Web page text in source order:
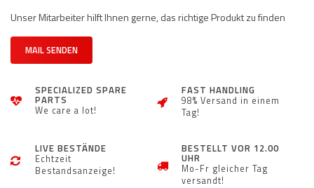
Unser Mitarbeiter hilft Ihnen gerne, das richtige Produkt zu finden
MAIL SENDEN
SPECIALIZED SPARE
PARTS
We care a lot!
FAST HANDLING
98% Versand in einem
Tag!
LIVE BESTÄNDE
Echtzeit
Bestandsanzeige!
BESTELLT VOR 12.00
UHR
Mo-Fr gleicher Tag
versandt!